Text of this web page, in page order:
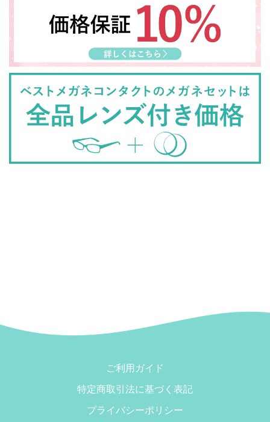
ご利用ガイド
特定商取引法に基づく表記
プライバシーポリシー